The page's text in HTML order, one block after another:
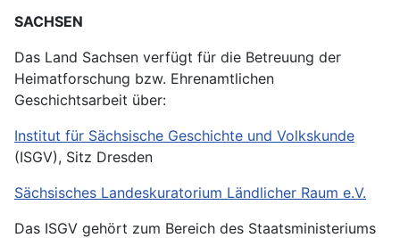
SACHSEN
Das Land Sachsen verfügt für die Betreuung der
Heimatforschung bzw. Ehrenamtlichen
Geschichtsarbeit über:
Institut für Sächsische Geschichte und Volkskunde
(ISGV), Sitz Dresden
Sächsisches Landeskuratorium Ländlicher Raum e.V.
Das ISGV gehört zum Bereich des Staatsministeriums